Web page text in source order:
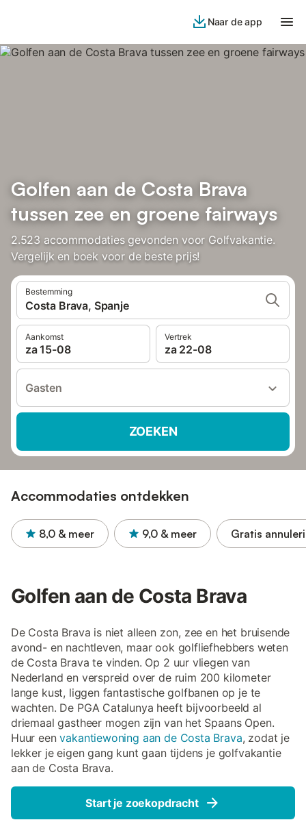
Naar de app
Golfen aan de Costa Brava
tussen zee en groene fairways
2.523 accommodaties gevonden voor Golfvakantie.
Vergelijk en boek voor de beste prijs!
Bestemming
Costa Brava, Spanje
Aankomst
za 15-08
Vertrek
za 22-08
Gasten
ZOEKEN
Accommodaties ontdekken
8,0 & meer 9,0 & meer Gratis
Golfen aan de Costa Brava
De Costa Brava is niet alleen zon, zee en het bruisende
avond- en nachtleven, maar ook golfliefhebbers weten
de Costa Brava te vinden. Op 2 uur vliegen van
Nederland en verspreid over de ruim 200 kilometer
lange kust, liggen fantastische golfbanen op je te
wachten. De PGA Catalunya heeft bijvoorbeeld al
driemaal gastheer mogen zijn van het Spaans Open.
Huur eenvakantiewoning aan de Costa Brava, zodat je
lekker je eigen gang kunt gaan tijdens je golfvakantie
aan de Costa Brava.
Start je zoekopdracht